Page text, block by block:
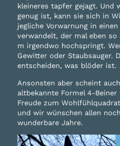
kleineres tapfer gejagt. Und
genug ist, kann sie sich in
jegliche Vorwarnung in
verwandelt, der mal eben
m irgendwo hochspringt.
Gewitter oder Staubsauger.
entscheiden, was blöder ist.
Ansonsten aber scheint
altbekannte Formel 4-
Freude zum
und wir wünschen allen
wunderbare Jahre.